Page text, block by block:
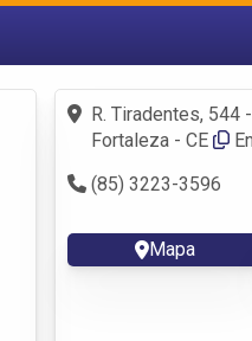
Fazer login
Criar conta
R. Tiradentes, 544
Fortaleza - CE
(85) 3223-3596
Mapa